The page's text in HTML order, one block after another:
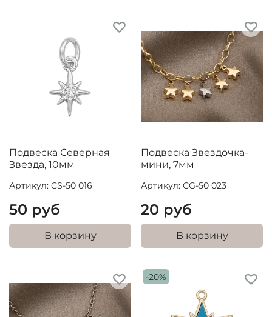
Подвеска Северная
Звезда, 10мм
Артикул: CS-50 016
50 руб
В корзину
Подвеска Звездочка-
мини, 7мм
Артикул: CG-50 023
20 руб
В корзину
-20%